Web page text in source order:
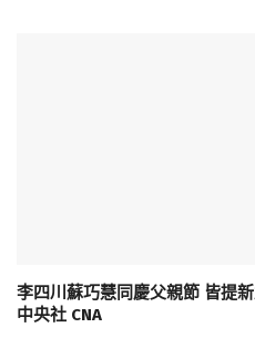
李四川蘇巧慧同慶父親節 皆提
中央社 CNA